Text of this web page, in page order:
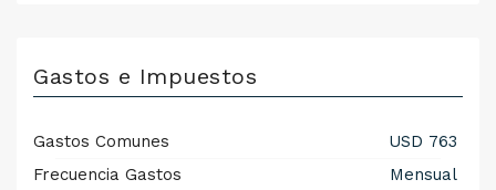
Gastos e Impuestos
Gastos Comunes
USD 763
Frecuencia Gastos
Mensual